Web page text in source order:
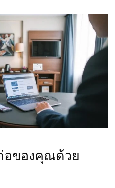
อของคุณด้วย